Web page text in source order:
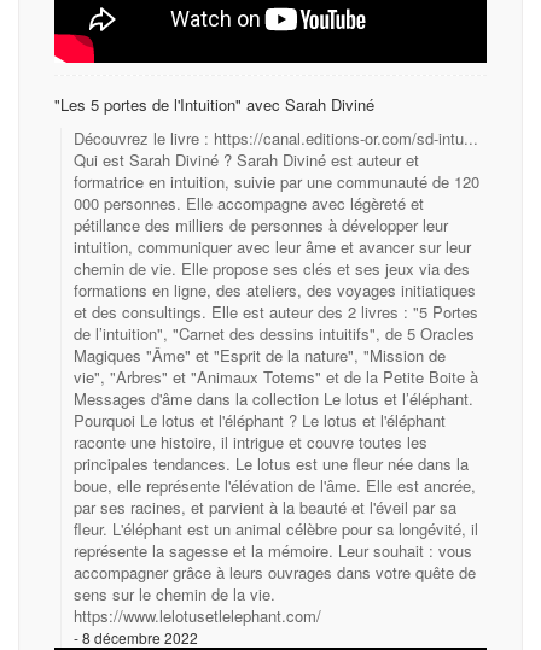
"Les 5 portes de l'Intuition" avec Sarah Diviné
Découvrez le livre : https://canal.editions-or.com/sd-intu...
Qui est Sarah Diviné ? Sarah Diviné est auteur et
formatrice en intuition, suivie par une communauté de 120
000 personnes. Elle accompagne avec légèreté et
pétillance des milliers de personnes à développer leur
intuition, communiquer avec leur âme et avancer sur leur
chemin de vie. Elle propose ses clés et ses jeux via des
formations en ligne, des ateliers, des voyages initiatiques
et des consultings. Elle est auteur des 2 livres : "5 Portes
de l’intuition", "Carnet des dessins intuitifs", de 5 Oracles
Magiques "Âme" et "Esprit de la nature", "Mission de
vie", "Arbres" et "Animaux Totems" et de la Petite Boite à
Messages d'âme dans la collection Le lotus et l’éléphant.
Pourquoi Le lotus et l'éléphant ? Le lotus et l'éléphant
raconte une histoire, il intrigue et couvre toutes les
principales tendances. Le lotus est une fleur née dans la
boue, elle représente l'élévation de l'âme. Elle est ancrée,
par ses racines, et parvient à la beauté et l'éveil par sa
fleur. L'éléphant est un animal célèbre pour sa longévité, il
représente la sagesse et la mémoire. Leur souhait : vous
accompagner grâce à leurs ouvrages dans votre quête de
sens sur le chemin de la vie.
https://www.lelotusetlelephant.com/
8 décembre 2022